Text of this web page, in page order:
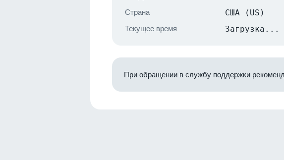
Страна США (US)
Текущее время Загрузка...
При обращении в службу поддержки